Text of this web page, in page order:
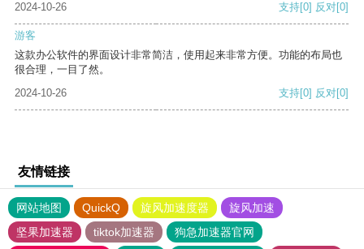
2024-10-26
支持[0] 反对[0]
游客
这款办公软件的界面设计非常简洁，使用起来非常方便。功能的布局也
很合理，一目了然。
2024-10-26
支持[0] 反对[0]
友情链接
网站地图 QuickQ 旋风加速度器
旋风加速
坚果加速器
tiktok加速器
狗急加速器官网